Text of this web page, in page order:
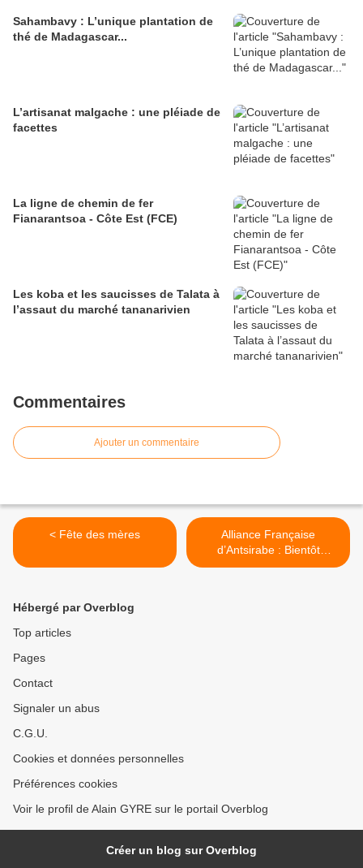
Sahambavy : L’unique plantation de
thé de Madagascar...
L’artisanat malgache : une pléiade de
facettes
La ligne de chemin de fer
Fianarantsoa - Côte Est (FCE)
Les koba et les saucisses de Talata à
l’assaut du marché tananarivien
Commentaires
Ajouter un commentaire
< Fête des mères
Alliance Française
d’Antsirabe : Bientôt
réhabilitée >
Hébergé par Overblog
Top articles
Pages
Contact
Signaler un abus
C.G.U.
Cookies et données personnelles
Préférences cookies
Voir le profil de Alain GYRE sur le portail Overblog
Créer un blog sur Overblog